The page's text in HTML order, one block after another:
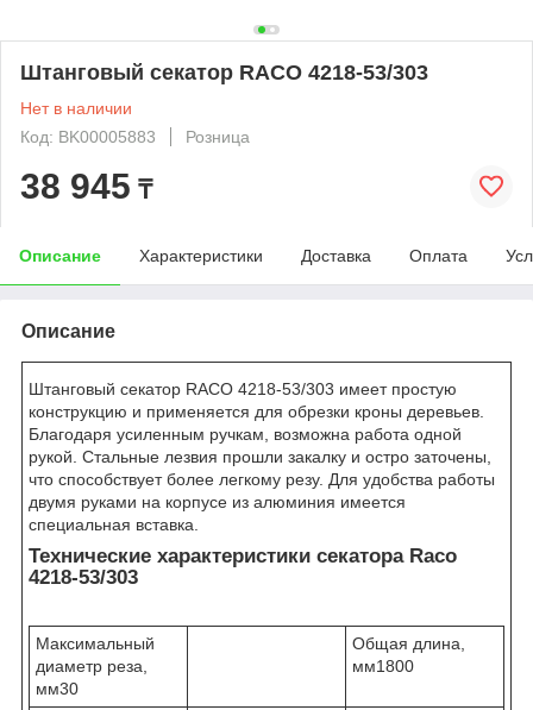
Штанговый секатор RACO 4218-53/303
Нет в наличии
Код: BK00005883
Розница
38 945 ₸
Описание Характеристики Доставка Оплата
Описание
Штанговый секатор RACO 4218-53/303 имеет простую
конструкцию и применяется для обрезки кроны деревьев.
Благодаря усиленным ручкам, возможна работа одной
рукой. Стальные лезвия прошли закалку и остро заточены,
что способствует более легкому резу. Для удобства работы
двумя руками на корпусе из алюминия имеется
специальная вставка.
Технические характеристики секатора Raco
4218-53/303
Максимальный
диаметр реза,
мм30
Общая длина,
мм1800